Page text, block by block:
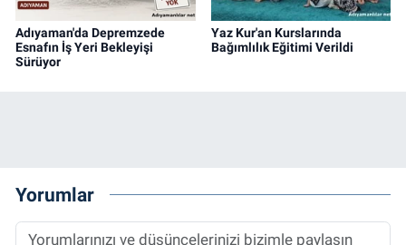
Adıyaman'da Depremzede
Esnafın İş Yeri Bekleyişi
Sürüyor
Yaz Kur'an Kurslarında
Bağımlılık Eğitimi Verildi
Yorumlar